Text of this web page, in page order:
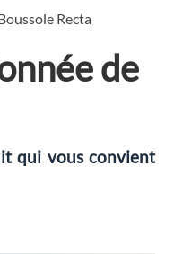
Recta
de
qui vous convient